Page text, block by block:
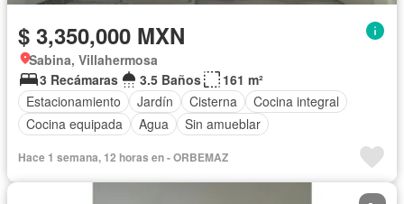
$ 3,350,000 MXN
Sabina, Villahermosa
3 Recámaras
3.5 Baños
161 m²
Estacionamiento
Jardín Cisterna
Cocina integral
Cocina equipada
Agua Sin amueblar
Hace 1 semana, 12 horas en - ORBEMAZ